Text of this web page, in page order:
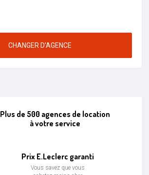
CHANGER D’AGENCE
Plus de 500 agences de location
à votre service
Prix E.Leclerc garanti
Vous savez que vous